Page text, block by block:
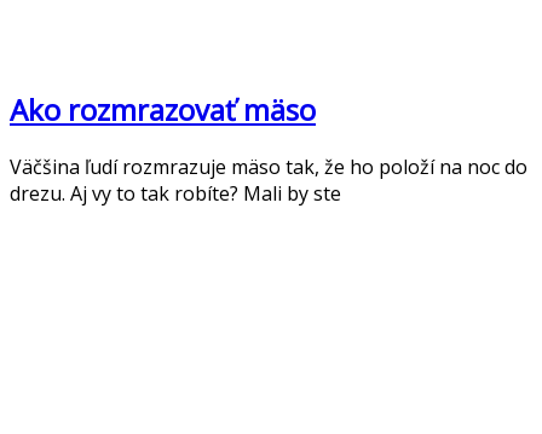
Ako rozmrazovať mäso
Väčšina ľudí rozmrazuje mäso tak, že ho položí na noc do
drezu. Aj vy to tak robíte? Mali by ste